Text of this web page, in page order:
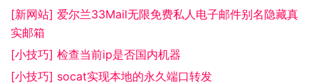
[新网站] 爱尔兰33Mail无限免费私人电子邮件别名隐藏真
实邮箱
[小技巧] 检查当前ip是否国内机器
[小技巧] socat实现本地的永久端口转发